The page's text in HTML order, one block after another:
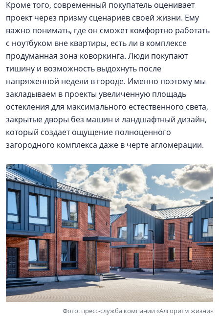
Кроме того, современный покупатель оценивает
проект через призму сценариев своей жизни. Ему
важно понимать, где он сможет комфортно работать
с ноутбуком вне квартиры, есть ли в комплексе
продуманная зона коворкинга. Люди покупают
тишину и возможность выдохнуть после
напряженной недели в городе. Именно поэтому мы
закладываем в проекты увеличенную площадь
остекления для максимального естественного света,
закрытые дворы без машин и ландшафтный дизайн,
который создает ощущение полноценного
загородного комплекса даже в черте агломерации.
Фото: пресс-служба компании «Алгоритм жизни»